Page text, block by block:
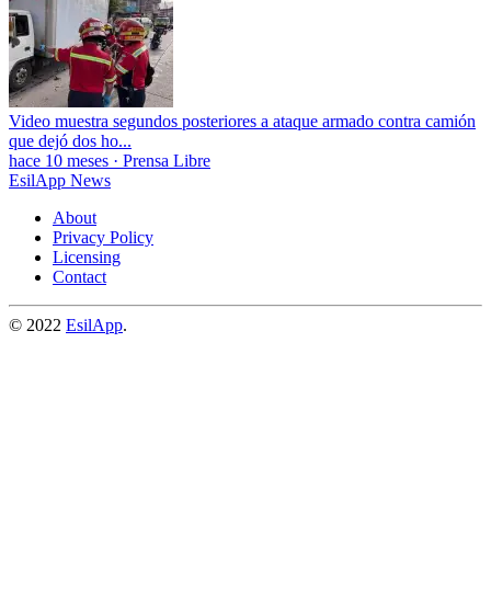
Video muestra segundos posteriores a ataque armado contra camión
que dejó dos ho...
hace 10 meses · Prensa Libre
EsilApp News
About
Privacy Policy
Licensing
Contact
© 2022 EsilApp.